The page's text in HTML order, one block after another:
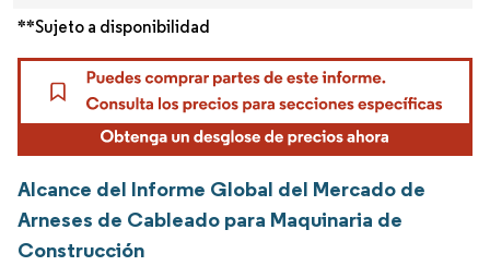
**Sujeto a disponibilidad
Alcance del Informe Global del Mercado de
Arneses de Cableado para Maquinaria de
Construcción